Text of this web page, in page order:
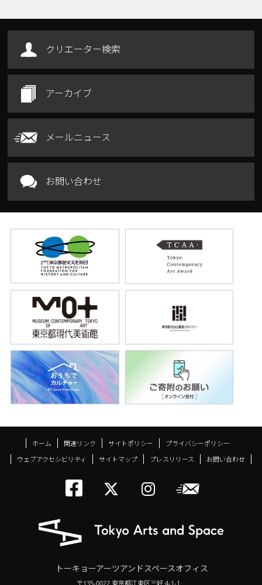
クリエーター検索
アーカイブ
メールニュース
お問い合わせ
ホーム 関連リンク サイトポリシー
プライバシーポリシー
ウェブアクセシビリティ
サイトマップ プレスリリース お問い合わせ
トーキョーアーツ
メールニ
トーキョーアーツアンドスペースオフィス
〒135-0022 東京都江東区三好 4-1-1